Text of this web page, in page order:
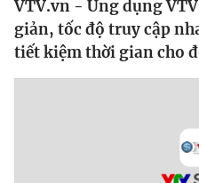
Phong cách
Chân dung
Bên lề
VTV.vn - Ứng dụng
giản, tốc độ truy cập
tiết kiệm thời gian cho